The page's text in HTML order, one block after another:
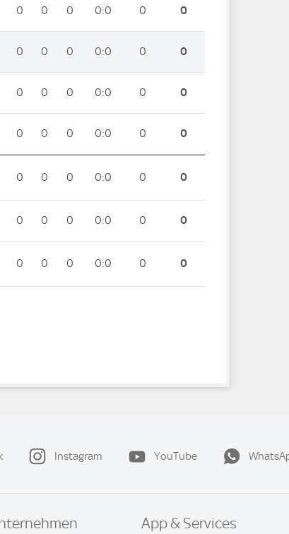
0 0 0 0:0 0 0
0 0 0 0:0 0 0
0 0 0 0:0 0 0
0 0 0 0:0 0 0
0 0 0 0:0 0 0
0 0 0 0:0 0 0
0 0 0 0:0 0 0
Instagram YouTube
App & Services